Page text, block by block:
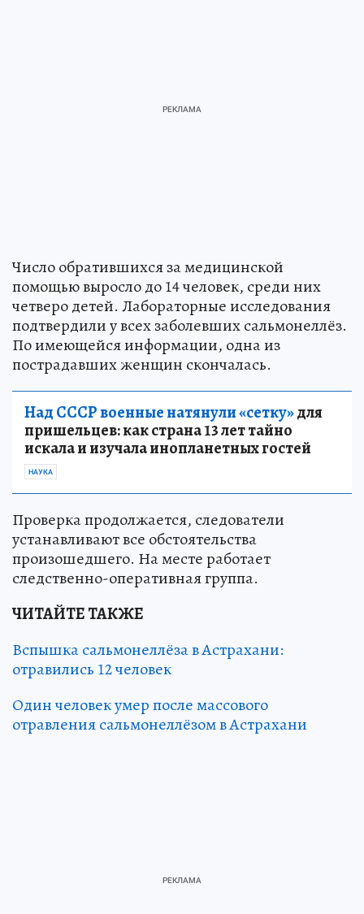
Число обратившихся за медицинской
помощью выросло до 14 человек, среди них
четверо детей. Лабораторные исследования
подтвердили у всех заболевших сальмонеллёз.
По имеющейся информации, одна из
пострадавших женщин скончалась.
Над СССР военные натянули «сетку»для
пришельцев: как страна 13 лет тайно
искала и изучала инопланетных гостей
НАУКА
Проверка продолжается, следователи
устанавливают все обстоятельства
произошедшего. На месте работает
следственно-оперативная группа.
ЧИТАЙТЕ ТАКЖЕ
Вспышка сальмонеллёза в Астрахани:
отравились 12 человек
Один человек умер после массового
отравления сальмонеллёзом в Астрахани